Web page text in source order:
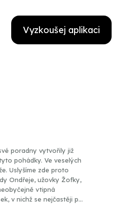
Vyzkoušej aplikaci
poradny vytvořily již
Ve veselých
Uslyšíme zde proto
Ondřeje, užovky Žofky,
vtipná
v nichž se nejčastěji při